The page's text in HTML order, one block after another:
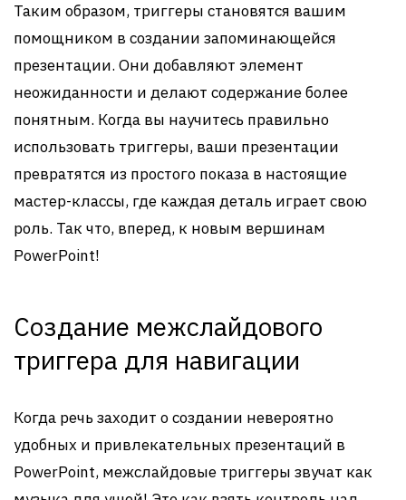
Таким образом, триггеры становятся вашим
помощником в создании запоминающейся
презентации. Они добавляют элемент
неожиданности и делают содержание более
понятным. Когда вы научитесь правильно
использовать триггеры, ваши презентации
превратятся из простого показа в настоящие
мастер-классы, где каждая деталь играет свою
роль. Так что, вперед, к новым вершинам
PowerPoint!
Создание межслайдового
триггера для навигации
Когда речь заходит о создании невероятно
удобных и привлекательных презентаций в
PowerPoint, межслайдовые триггеры звучат как